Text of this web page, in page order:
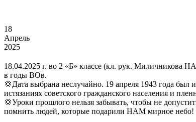
18
Апрель
2025
18.04.2025 г. во 2 «Б» классе (кл. рук. Миличникова
в годы ВОв.
💢Дата выбрана неслучайно. 19 апреля 1943 года
истязаниях советского гражданского населения и
💢Уроки прошлого нельзя забывать, чтобы не
помнить людей, которые подарили НАМ мирное небо!